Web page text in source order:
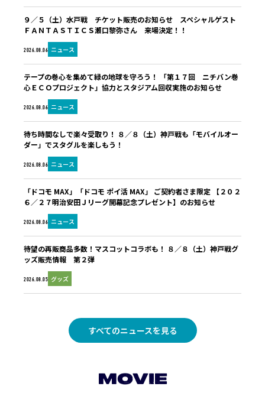
2026.08.06 ニュース
９／５（土）水戸戦 チケット販売のお知らせ スペシャルゲスト
ＦＡＮＴＡＳＴＩＣＳ瀬口黎弥さん 来場決定！！
2026.08.06 ニュース
テープの巻心を集めて緑の地球を守ろう！ 「第１７回 ニチバン巻
心ＥＣＯプロジェクト」協力とスタジアム回収実施のお知らせ
2026.08.06 ニュース
待ち時間なしで楽々受取り！ ８／８（土）神戸戦も「モバイルオー
ダー」でスタグルを楽しもう！
2026.08.06 ニュース
「ドコモ MAX」「ドコモ ポイ活 MAX」 ご契約者さま限定 【２０２
６／２７明治安田Ｊリーグ開幕記念プレゼント】のお知らせ
2026.08.05 グッズ
待望の再販商品多数！マスコットコラボも！ ８／８（土）神戸戦グ
ッズ販売情報 第２弾
すべてのニュースを見る
MOVIE